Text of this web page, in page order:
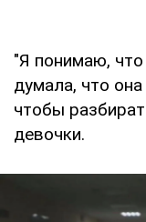
"Я понимаю,
думала, что
чтобы
девочки.